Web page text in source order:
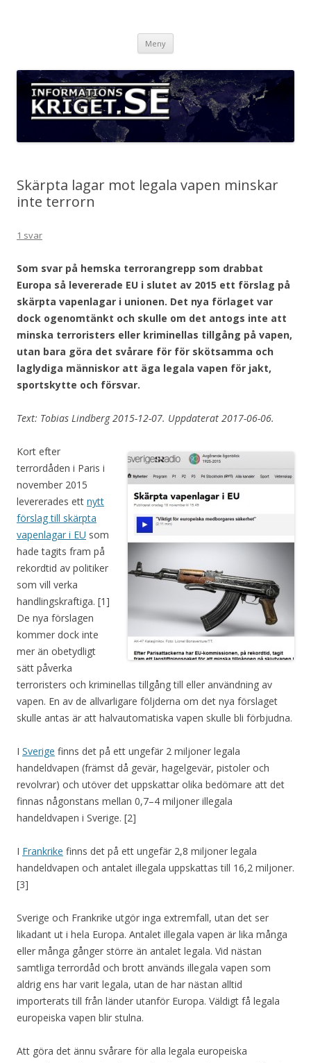
Meny
Skärpta lagar mot legala vapen minskar
inte terrorn
1 svar
Som svar på hemska terrorangrepp som drabbat
Europa så levererade EU i slutet av 2015 ett förslag på
skärpta vapenlagar i unionen. Det nya förlaget var
dock ogenomtänkt och skulle om det antogs inte att
minska terroristers eller kriminellas tillgång på vapen,
utan bara göra det svårare för för skötsamma och
laglydiga människor att äga legala vapen för jakt,
sportskytte och försvar.
Text: Tobias Lindberg 2015-12-07. Uppdaterat 2017-06-06.
Kort efter
terrordåden i Paris i
november 2015
levererades ett nytt
förslag till skärpta
vapenlagar i EU som
hade tagits fram på
rekordtid av politiker
som vill verka
handlingskraftiga. [1]
De nya förslagen
kommer dock inte
mer än obetydligt
sätt påverka
terroristers och kriminellas tillgång till eller användning av
vapen. En av de allvarligare följderna om det nya förslaget
skulle antas är att halvautomatiska vapen skulle bli förbjudna.
I Sverige finns det på ett ungefär 2 miljoner legala
handeldvapen (främst då gevär, hagelgevär, pistoler och
revolvrar) och utöver det uppskattar olika bedömare att det
finnas någonstans mellan 0,7–4 miljoner illegala
handeldvapen i Sverige. [2]
I Frankrike finns det på ett ungefär 2,8 miljoner legala
handeldvapen och antalet illegala uppskattas till 16,2 miljoner.
[3]
Sverige och Frankrike utgör inga extremfall, utan det ser
likadant ut i hela Europa. Antalet illegala vapen är lika många
eller många gånger större än antalet legala. Vid nästan
samtliga terrordåd och brott används illegala vapen som
aldrig ens har varit legala, utan de har nästan alltid
importerats till från länder utanför Europa. Väldigt få legala
europeiska vapen blir stulna.
Att göra det ännu svårare för alla legala europeiska